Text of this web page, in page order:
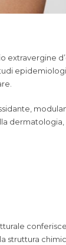
extravergine
dermatologia,
struttura